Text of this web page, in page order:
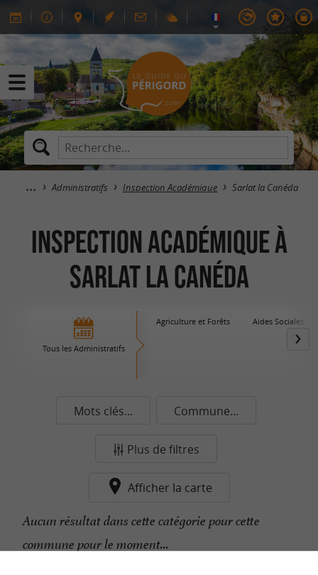
Administratifs Inspection Académique Sarlat la Canéda
Inspection Académique à
Sarlat la Canéda
Tous les Administratifs
Agriculture et Forêts Aides Sociales
Mots clés... Commune...
Plus de filtres
Afficher la carte
Aucun résultat dans cette catégorie pour cette
commune pour le moment...